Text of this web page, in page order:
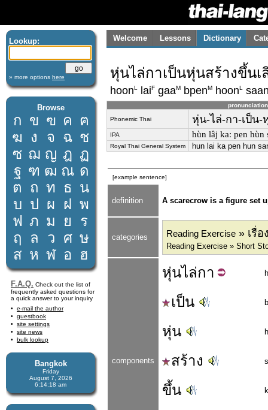
Lookup:
» more options here
Browse
ก ข ฃ ค ฅ
ฆ ง จ ฉ ช
ซ ฌ ญ ฎ ฏ
ฐ ฑ ฒ ณ ด
ต ถ ท ธ น
บ ป ผ ฝ พ
ฟ ภ ม ย
ร
ฤ
ล ว ศ ษ
ส ห ฬ อ ฮ
F.A.Q. Check out the list of
frequently asked questions for
a quick answer to your inquiry
e-mail the author
guestbook
site settings
site news
bulk lookup
Bangkok
Friday
August 7, 2026
6:14:18 am
Welcome Lessons Dictionary
หุ่นไล่กาเป็นหุ่นสร้างขึ้น
hoonL laiF gaaM bpenM hoonL
Phonemic Thai หุ่น-ไล่-กา-เป็น
IPA hùn lâj kaː pen hùn
Royal Thai General System hun lai ka pen hun
[example sentence]
definition A scarecrow is a figure set
categories Reading Exercise » เรื่
Reading Exercise » Short
components
หุ่นไล่กา
เป็น
หุ่น
สร้าง
ขึ้น